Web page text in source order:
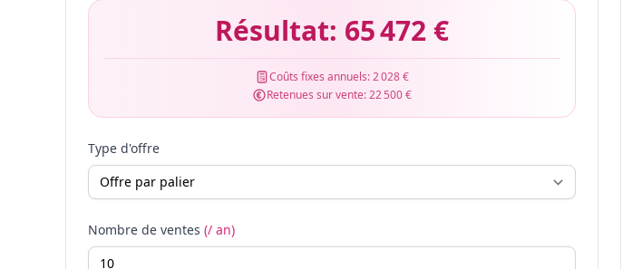
Résultat: 65 472 €
Coûts fixes annuels:2 028 €
Retenues sur vente:22 500 €
Type d'offre
Nombre de ventes (/ an)